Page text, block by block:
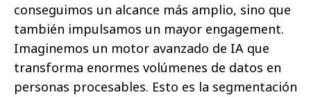
conseguimos un alcance más amplio, sino que
también impulsamos un mayor engagement.
Imaginemos un motor avanzado de IA que
transforma enormes volúmenes de datos en
personas procesables. Esto es la segmentación